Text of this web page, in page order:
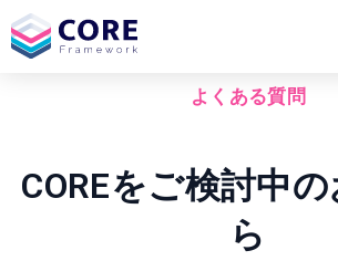
よくある質問
COREをご検討中
ら